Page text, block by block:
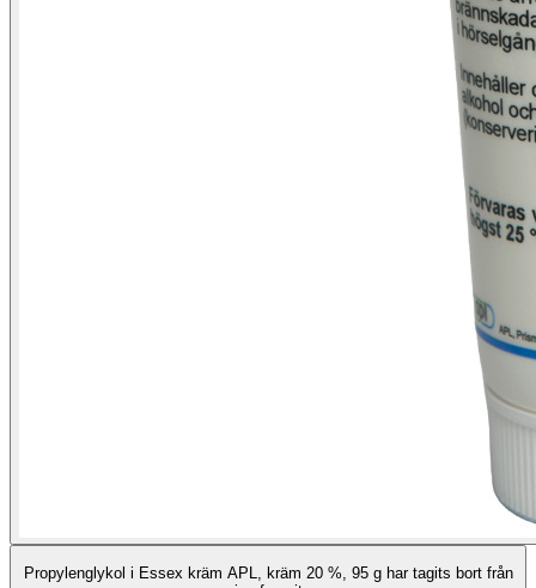
Propylenglykol i Essex kräm APL, kräm 20 %, 95 g har tagits bort från